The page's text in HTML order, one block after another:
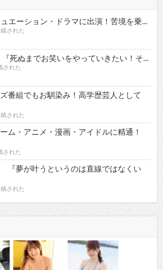
エーション・ドラマに出演！苦境を乗...
された
死ぬまでお笑いをやっていきたい！そ...
された
番組でもお馴染み！高学歴芸人として
された
ム・アニメ・漫画・アイドルに精通！
された
夢が叶うというのは直線ではなくい
された